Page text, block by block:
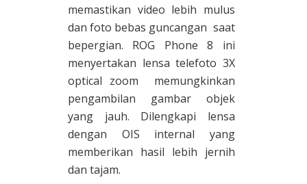
memastikan video lebih mulus
dan foto bebas guncangan saat
bepergian. ROG Phone 8 ini
menyertakan lensa telefoto 3X
optical zoom memungkinkan
pengambilan gambar objek
yang jauh. Dilengkapi lensa
dengan OIS internal yang
memberikan hasil lebih jernih
dan tajam.